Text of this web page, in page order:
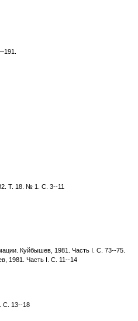
Т. 18. № 1. С. 3--11
Куйбышев, 1981. Часть I. С. 73--75.
1981. Часть I. С. 11--14
С. 13--18